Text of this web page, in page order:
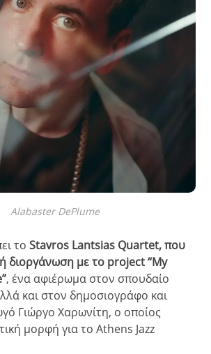
Alabaster DePlume
τοStavros Lantsias Quartet, που
διοργάνωση με το project “My
, ένα αφιέρωμα στον σπουδαίο
και στον δημοσιογράφο και
Γιώργο Χαρωνίτη, ο οποίος
μορφή για το Athens Jazz